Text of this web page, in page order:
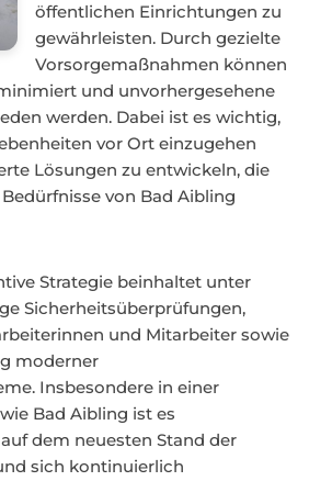
öffentlichen Einrichtungen zu
gewährleisten. Durch gezielte
Vorsorgemaßnahmen können
und unvorhergesehene
werden. Dabei ist es wichtig,
vor Ort einzugehen
Lösungen zu entwickeln, die
von Bad Aibling
Strategie beinhaltet unter
Sicherheitsüberprüfungen,
und Mitarbeiter sowie
moderner
Insbesondere in einer
Bad Aibling ist es
dem neuesten Stand der
sich kontinuierlich